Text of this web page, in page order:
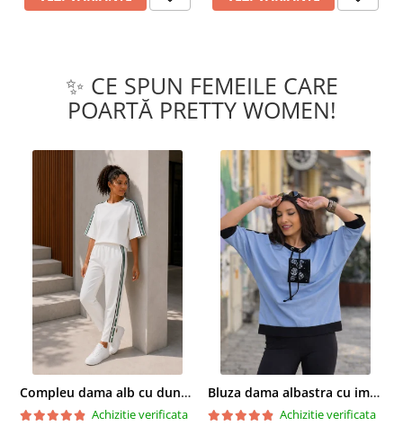
✨ CE SPUN FEMEILE CARE
POARTĂ PRETTY WOMEN!
Compleu dama alb cu dungi laterale in nuante de verde si negru
Achizitie verificata
Bluza dama albastra cu imprimeu trandafiri si snur la gat
Achizitie verificata